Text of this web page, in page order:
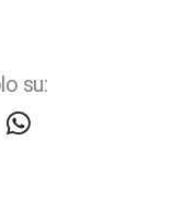
su: